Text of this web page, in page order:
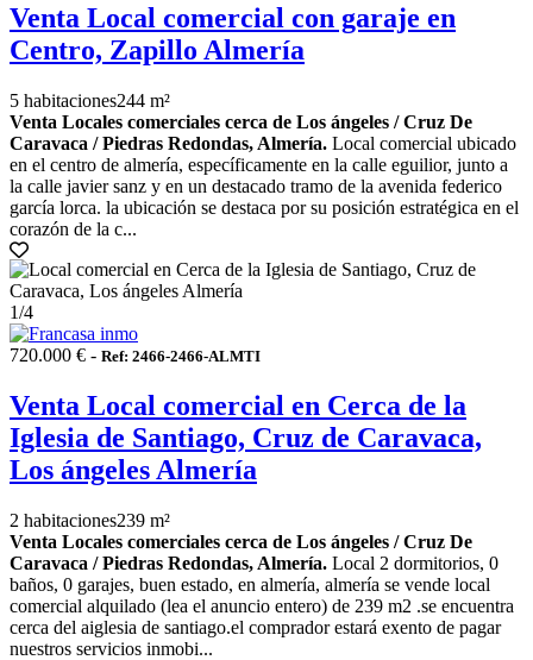
Venta Local comercial con garaje en
Centro, Zapillo Almería
5 habitaciones244 m²
Venta Locales comerciales cerca de Los ángeles / Cruz De
Caravaca / Piedras Redondas, Almería. Local comercial ubicado
en el centro de almería, específicamente en la calle eguilior, junto a
la calle javier sanz y en un destacado tramo de la avenida federico
garcía lorca. la ubicación se destaca por su posición estratégica en el
corazón de la c...
1/4
720.000 € - Ref: 2466-2466-ALMTI
Venta Local comercial en Cerca de la
Iglesia de Santiago, Cruz de Caravaca,
Los ángeles Almería
2 habitaciones239 m²
Venta Locales comerciales cerca de Los ángeles / Cruz De
Caravaca / Piedras Redondas, Almería. Local 2 dormitorios, 0
baños, 0 garajes, buen estado, en almería, almería se vende local
comercial alquilado (lea el anuncio entero) de 239 m2 .se encuentra
cerca del aiglesia de santiago.el comprador estará exento de pagar
nuestros servicios inmobi...